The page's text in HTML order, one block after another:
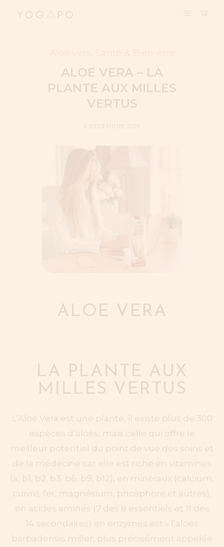
ALOE VERA – LA
PLANTE AUX MILLES
VERTUS
2 DÉCEMBRE 2021
ALOE VERA
LA PLANTE AUX
MILLES VERTUS
L’Aloe Vera est une plante, il existe plus de 300
espèces d’aloès, mais celle qui offre le
meilleur potentiel du point de vue des soins et
de la médecine car elle est riche en vitamines
(a, b1, b2, b3, b6, b9, b12), en minéraux (calcium,
cuivre, fer, magnésium, phosphore et autres),
en acides aminés (7 des 8 essentiels et 11 des
14 secondaires) en enzymes est « l’aloes
barbadensis miller, plus précisément appelée